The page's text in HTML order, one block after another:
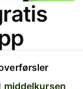
middelkursen